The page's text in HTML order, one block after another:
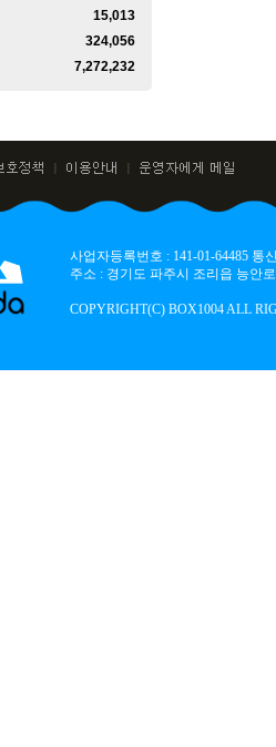
15,013
324,056
7,272,232
사업자등록번호 : 141-01-64485
주소 : 경기도 파주시 조리읍 능안
COPYRIGHT(C) BOX1004 ALL